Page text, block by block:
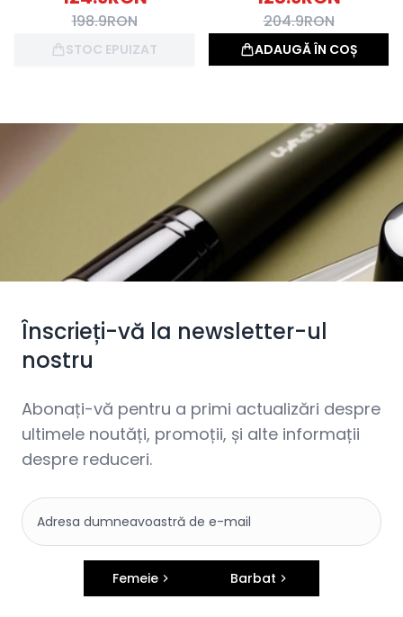
198.9RON
STOC EPUIZAT
204.9RON
ADAUGĂ ÎN COȘ
Înscrieți-vă la newsletter-ul
nostru
Abonați-vă pentru a primi actualizări despre
ultimele noutăți, promoții, și alte informații
despre reduceri.
Femeie Barbat